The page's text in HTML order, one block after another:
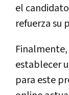
el
refuerza su
establecer
para este